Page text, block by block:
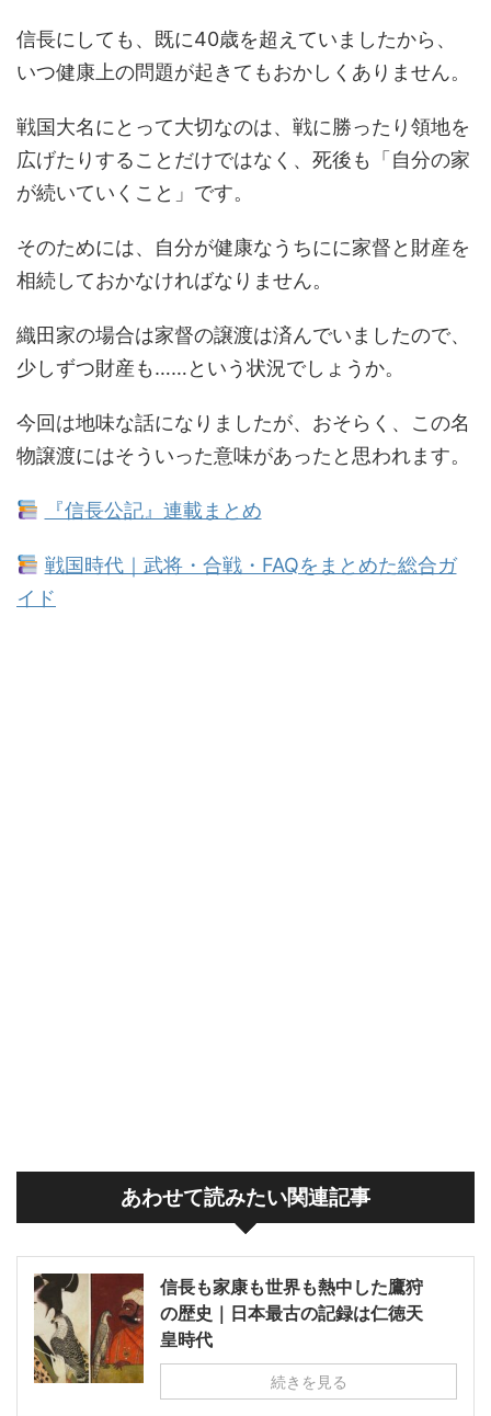
信長にしても、既に40歳を超えていましたから、
いつ健康上の問題が起きてもおかしくありません。
戦国大名にとって大切なのは、戦に勝ったり領地を
広げたりすることだけではなく、死後も「自分の家
が続いていくこと」です。
そのためには、自分が健康なうちにに家督と財産を
相続しておかなければなりません。
織田家の場合は家督の譲渡は済んでいましたので、
少しずつ財産も……という状況でしょうか。
今回は地味な話になりましたが、おそらく、この名
物譲渡にはそういった意味があったと思われます。
『信長公記』連載まとめ
戦国時代｜武将・合戦・FAQをまとめた総合ガ
イド
あわせて読みたい関連記事
信長も家康も世界も熱中した鷹狩
の歴史｜日本最古の記録は仁徳天
皇時代
続きを見る